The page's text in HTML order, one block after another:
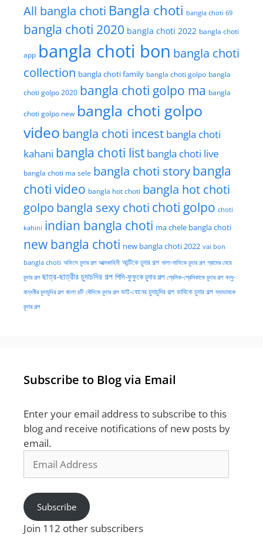
All bangla choti Bangla choti bangla choti 69
bangla choti 2020 bangla choti 2022 bangla choti
app bangla choti bon bangla choti
collection bangla choti family bangla choti golpo bangla
choti golpo 2020 bangla choti golpo ma bangla
choti golpo new bangla choti golpo
video bangla choti incest bangla choti
kahani bangla choti list bangla choti live
bangla choti ma sele bangla choti storybangla
choti video bangla hot choti bangla hot choti
golpo bangla sexy choti choti golpo choti
kahini indian bangla choti ma chele bangla choti
new bangla choti new bangla choti 2022 vai bon
bangla choti অফিসে চুদার গল্প আত্মকাহিনী আন্টিকে চুদার গল্প খালা-মাসিকে চুদার গল্প গ্রামের মেয়ে
চুদার গল্প ছাত্র-ছাত্রীর চুদাচদির গল্প পিসি-ফুফুকে চুদার গল্প প্রেমিক-প্রেমিকাকে চুদার গল্প বন্ধু-
বান্ধবীর চুদাচুদির গল্প বাংলা চটি বৌদিকে চুদার গল্প ভাই-বোনের চুদাচুদির গল্প ভাবিকে চুদার গল্প ম্যাডামকে
চুদার গল্প
Subscribe to Blog via Email
Enter your email address to subscribe to this
blog and receive notifications of new posts by
email.
Address
Subscribe
Join 112 other subscribers